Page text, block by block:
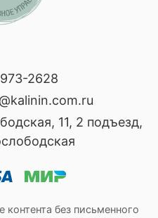
2628
11, 2 подъезд,
без письменного